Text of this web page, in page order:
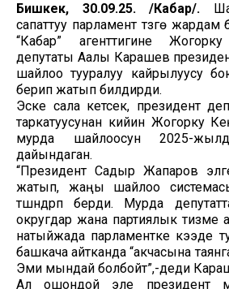
Бишкек, 30.09.25. /Кабар/.
сапаттуу парламент түзүүгө
“Кабар” агенттигине
депутаты Аалы Карашев
шайлоо тууралуу кайрылуусу
берип жатып билдирди.
Эске сала кетсек, президент
таркатуусунан кийин Жогорку
мурда шайлоосун 2025-
дайындаган.
“Президент Садыр Жапаров
жатып, жаңы шайлоо
түшүндүрүп берди. Мурда
округдар жана партиялык тизме
натыйжада парламентке кээде
башкача айтканда “акчасына
Эми мындай болбойт”,-деди
Ал ошондой эле президент